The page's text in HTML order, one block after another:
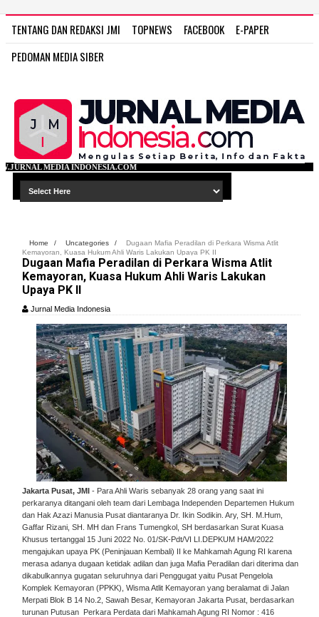
TENTANG DAN REDAKSI JMI TOPNEWS FACEBOOK
E-PAPER
PEDOMAN MEDIA SIBER
Home / Uncategories /
Dugaan Mafia Peradilan di Perkara Wisma Atlit
Kemayoran, Kuasa Hukum Ahli Waris Lakukan Upaya PK II
Dugaan Mafia Peradilan di Perkara Wisma Atlit
Kemayoran, Kuasa Hukum Ahli Waris Lakukan
Upaya PK II
Jurnal Media Indonesia
Jakarta Pusat, JMI - Para Ahli Waris sebanyak 28 orang yang saat ini
perkaranya ditangani oleh team dari Lembaga Independen Departemen Hukum
dan Hak Azazi Manusia Pusat diantaranya Dr. Ikin Sodikin. Ary, SH. M.Hum,
Gaffar Rizani, SH. MH dan Frans Tumengkol, SH berdasarkan Surat Kuasa
Khusus tertanggal 15 Juni 2022 No. 01/SK-Pdt/VI LI.DEPKUM HAM/2022
mengajukan upaya PK (Peninjauan Kembali) II ke Mahkamah Agung RI karena
merasa adanya dugaan ketidak adilan dan juga Mafia Peradilan dari diterima dan
dikabulkannya gugatan seluruhnya dari Penggugat yaitu Pusat Pengelola
Komplek Kemayoran (PPKK), Wisma Atlit Kemayoran yang beralamat di Jalan
Merpati Blok B 14 No.2, Sawah Besar, Kemayoran Jakarta Pusat, berdasarkan
turunan Putusan Perkara Perdata dari Mahkamah Agung RI Nomor : 416